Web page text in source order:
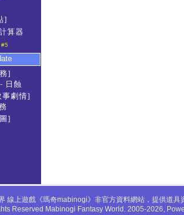
]
算器
#5
]
日蝕
劇情]
]
線上遊戲《瑪奇mabinogi》非官方資料網站，提供道
Reserved Mabinogi Fantasy World. 2005-2026,